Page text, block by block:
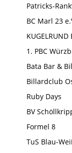
Patricks-
BC Marl 23
1. PBC
Bata Bar &
Billardclub
Ruby Days
BV
Formel 8
TuS Blau-